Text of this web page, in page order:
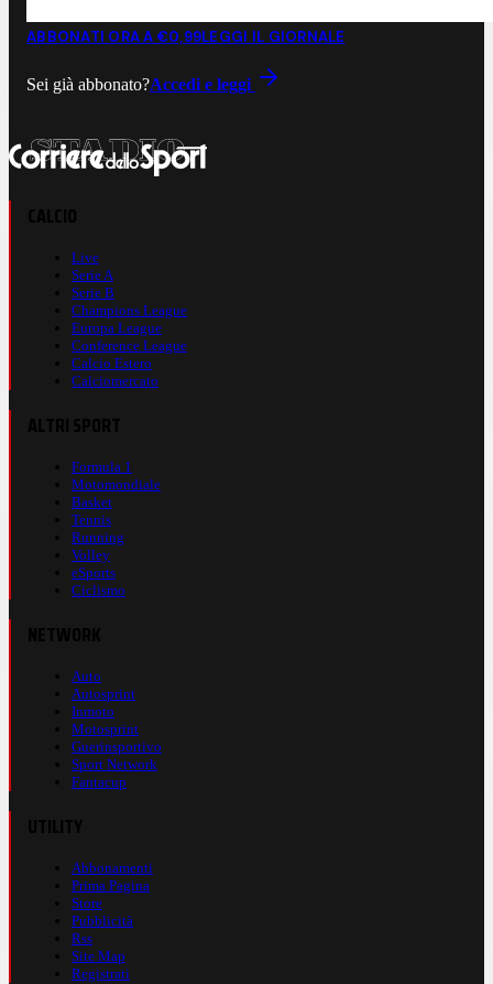
ABBONATI ORA A €0,99LEGGI IL GIORNALE
Sei già abbonato?Accedi e leggi
Live
Serie A
Serie B
Champions League
Europa League
Conference League
Calcio Estero
Calciomercato
Formula 1
Motomondiale
Basket
Tennis
Running
Volley
eSports
Ciclismo
Auto
Autosprint
Inmoto
Motosprint
Guerinsportivo
Sport Network
Fantacup
Abbonamenti
Prima Pagina
Store
Pubblicità
Rss
Site Map
Registrati